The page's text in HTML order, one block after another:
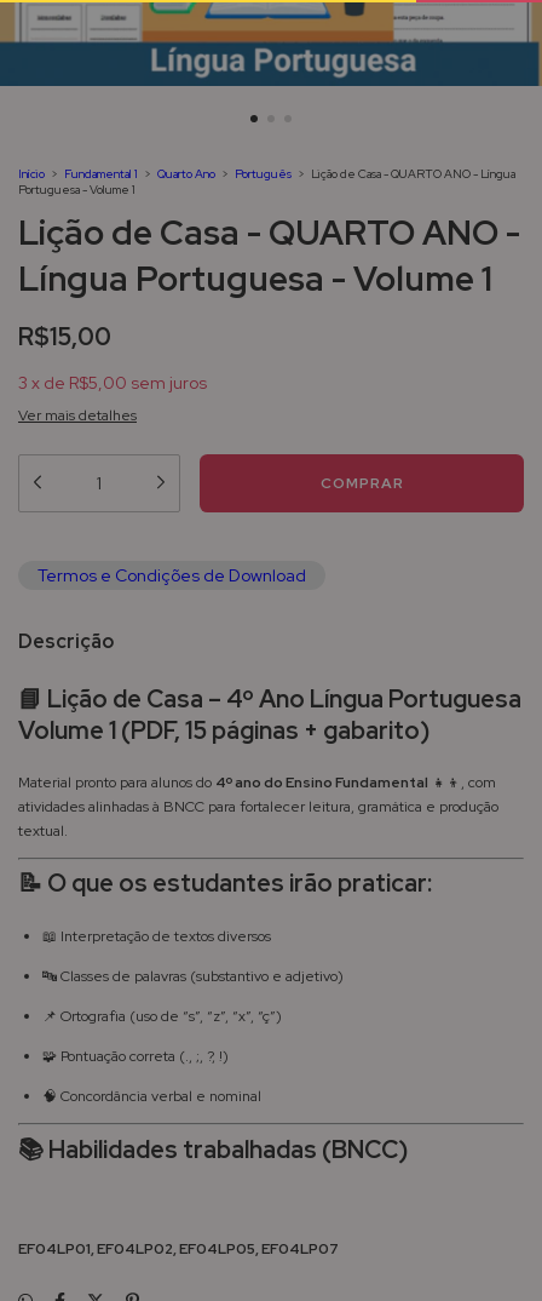
Início > Fundamental 1 > Quarto Ano > Português > Lição de Casa - QUARTO ANO - Língua
Portuguesa - Volume 1
Lição de Casa - QUARTO ANO -
Língua Portuguesa - Volume 1
R$15,00
3 x de R$5,00 sem juros
Ver mais detalhes
Termos e Condições de Download
Descrição
📘 Lição de Casa – 4º Ano Língua Portuguesa
Volume 1 (PDF, 15 páginas + gabarito)
Material pronto para alunos do 4º ano do Ensino Fundamental 👧👦, com
atividades alinhadas à BNCC para fortalecer leitura, gramática e produção
textual.
📝 O que os estudantes irão praticar:
📖 Interpretação de textos diversos
🔤 Classes de palavras (substantivo e adjetivo)
📌 Ortografia (uso de “s”, “z”, “x”, “ç”)
🧩 Pontuação correta (., ;, ?, !)
🧠 Concordância verbal e nominal
📚 Habilidades trabalhadas (BNCC)
EF04LP01, EF04LP02, EF04LP05, EF04LP07